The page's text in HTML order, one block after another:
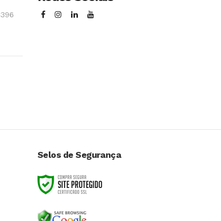
Selos de Segurança